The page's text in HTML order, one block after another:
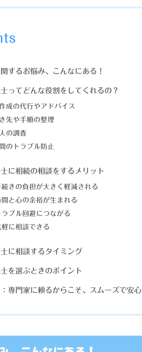
するお悩み、こんなにある！
ってどんな役割をしてくれるの？
成の代行やアドバイス
先や手順の整理
の調査
のトラブル防止
に相続の相談をするメリット
きの負担が大きく軽減される
と心の余裕が生まれる
ブル回避につながる
に相談できる
に相談するタイミング
を選ぶときのポイント
専門家に頼るからこそ、スムーズで安心